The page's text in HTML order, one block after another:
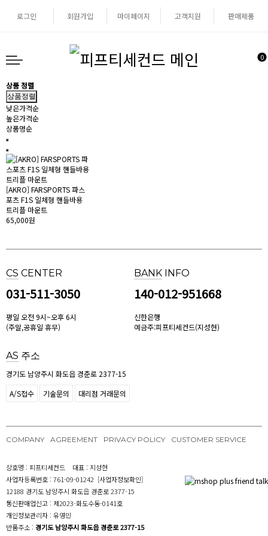
로그인 회원가입 마이페이지 고객지원 판매제품
0
상품 정렬
상품정렬
낮은가격순
높은가격순
상품명순
[AKRO] FARSPORTS 파스
포츠 F1S 일체형 핸들바용
트리플 마운트
65,000원
CS CENTER
031-511-3050
평일 오전 9시~오후 6시
(주말,공휴일 휴무)
BANK INFO
140-012-951668
신한은행
예금주:피프티세컨드(지성현)
AS 주소
경기도 남양주시 화도읍 경춘로 2377-15
A/S접수
기술문의 대리점 거래문의
COMPANY AGREEMENT PRIVACY POLICY CUSTOMER SERVICE
상호명 : 피프티세컨드 대표 : 지성현
사업자등록번호 : 761-09-01242 [사업자정보확인]
12188 경기도 남양주시 화도읍 경춘로 2377-15
통신판매업신고 : 제2023-화도수동-0141호
개인정보관리자 : 유영민
반품주소 : 경기도 남양주시 화도읍 경춘로 2377-15